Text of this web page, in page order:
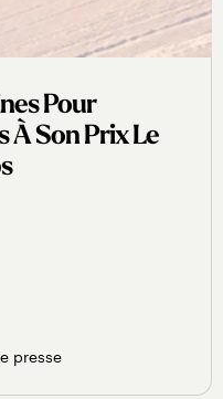
Pour
À Son Prix Le
presse